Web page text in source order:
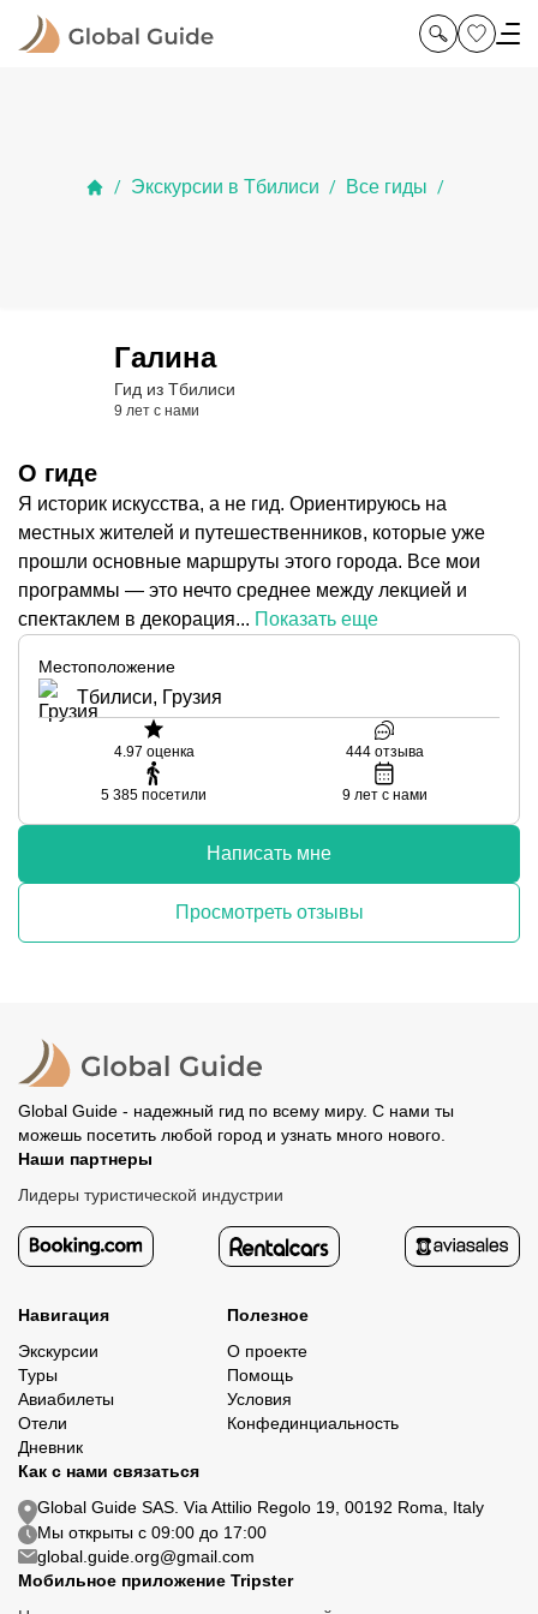
/ Экскурсии в Тбилиси / Все гиды /
Галина
Гид из Тбилиси
9 лет с нами
О гиде
Я историк искусства, а не гид. Ориентируюсь на
местных жителей и путешественников, которые уже
прошли основные маршруты этого города. Все мои
программы — это нечто среднее между лекцией и
спектаклем в декорация... Показать еще
Местоположение
Тбилиси, Грузия
4.97 оценка 444 отзыва
5 385 посетили 9 лет с нами
Написать мне
Просмотреть отзывы
Global Guide - надежный гид по всему миру. С нами ты
можешь посетить любой город и узнать много нового.
Наши партнеры
Лидеры туристической индустрии
Навигация
Экскурсии
Туры
Авиабилеты
Отели
Дневник
Полезное
О проекте
Помощь
Условия
Конфединциальность
Как с нами связаться
Global Guide SAS. Via Attilio Regolo 19, 00192 Roma, Italy
Мы открыты с 09:00 до 17:00
global.guide.org@gmail.com
Мобильное приложение Tripster